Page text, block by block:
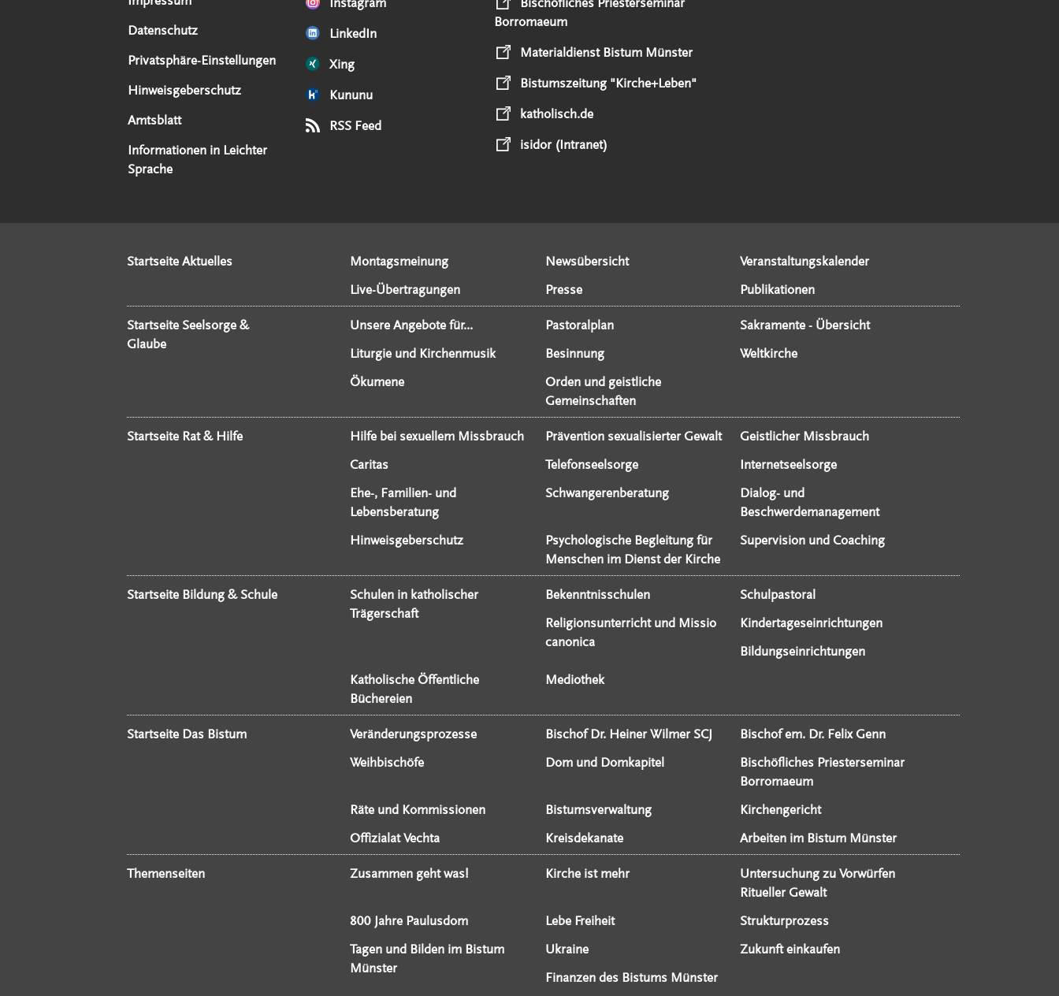
Datenschutz
Privatsphäre-Einstellungen
Hinweisgeberschutz
Amtsblatt
Informationen in Leichter
Sprache
LinkedIn
Xing
Kununu
RSS Feed
Borromaeum
Materialdienst Bistum Münster
Bistumszeitung "Kirche+Leben"
katholisch.de
isidor (Intranet)
Startseite Aktuelles Montagsmeinung Newsübersicht
Veranstaltungskalender
Live-Übertragungen
Presse Publikationen
Startseite Seelsorge &
Glaube
Unsere Angebote für... Pastoralplan
Sakramente - Übersicht
Liturgie und Kirchenmusik
Besinnung
Weltkirche
Ökumene
Orden und geistliche
Gemeinschaften
Startseite Rat & Hilfe Hilfe bei sexuellem Missbrauch Prävention sexualisierter Gewalt
Geistlicher Missbrauch
Caritas
Telefonseelsorge
Internetseelsorge
Ehe-, Familien- und
Lebensberatung
Schwangerenberatung
Dialog- und
Beschwerdemanagement
Hinweisgeberschutz
Psychologische Begleitung für
Menschen im Dienst der Kirche
Supervision und Coaching
Startseite Bildung & Schule
Schulen in katholischer
Trägerschaft
Bekenntnisschulen
Schulpastoral
Religionsunterricht und Missio
canonica
Kindertageseinrichtungen
Bildungseinrichtungen
Katholische Öffentliche
Büchereien
Mediothek
Startseite Das Bistum Veränderungsprozesse Bischof Dr. Heiner Wilmer SCJ
Bischof em. Dr. Felix Genn
Weihbischöfe
Dom und Domkapitel
Bischöfliches Priesterseminar
Borromaeum
Räte und Kommissionen
Bistumsverwaltung
Kirchengericht
Offizialat Vechta
Kreisdekanate Arbeiten im Bistum Münster
Themenseiten Zusammen geht was! Kirche ist mehr
Untersuchung zu Vorwürfen
Ritueller Gewalt
800 Jahre Paulusdom
Lebe Freiheit
Strukturprozess
Tagen und Bilden im Bistum
Münster
Ukraine
Zukunft einkaufen
Finanzen des Bistums Münster